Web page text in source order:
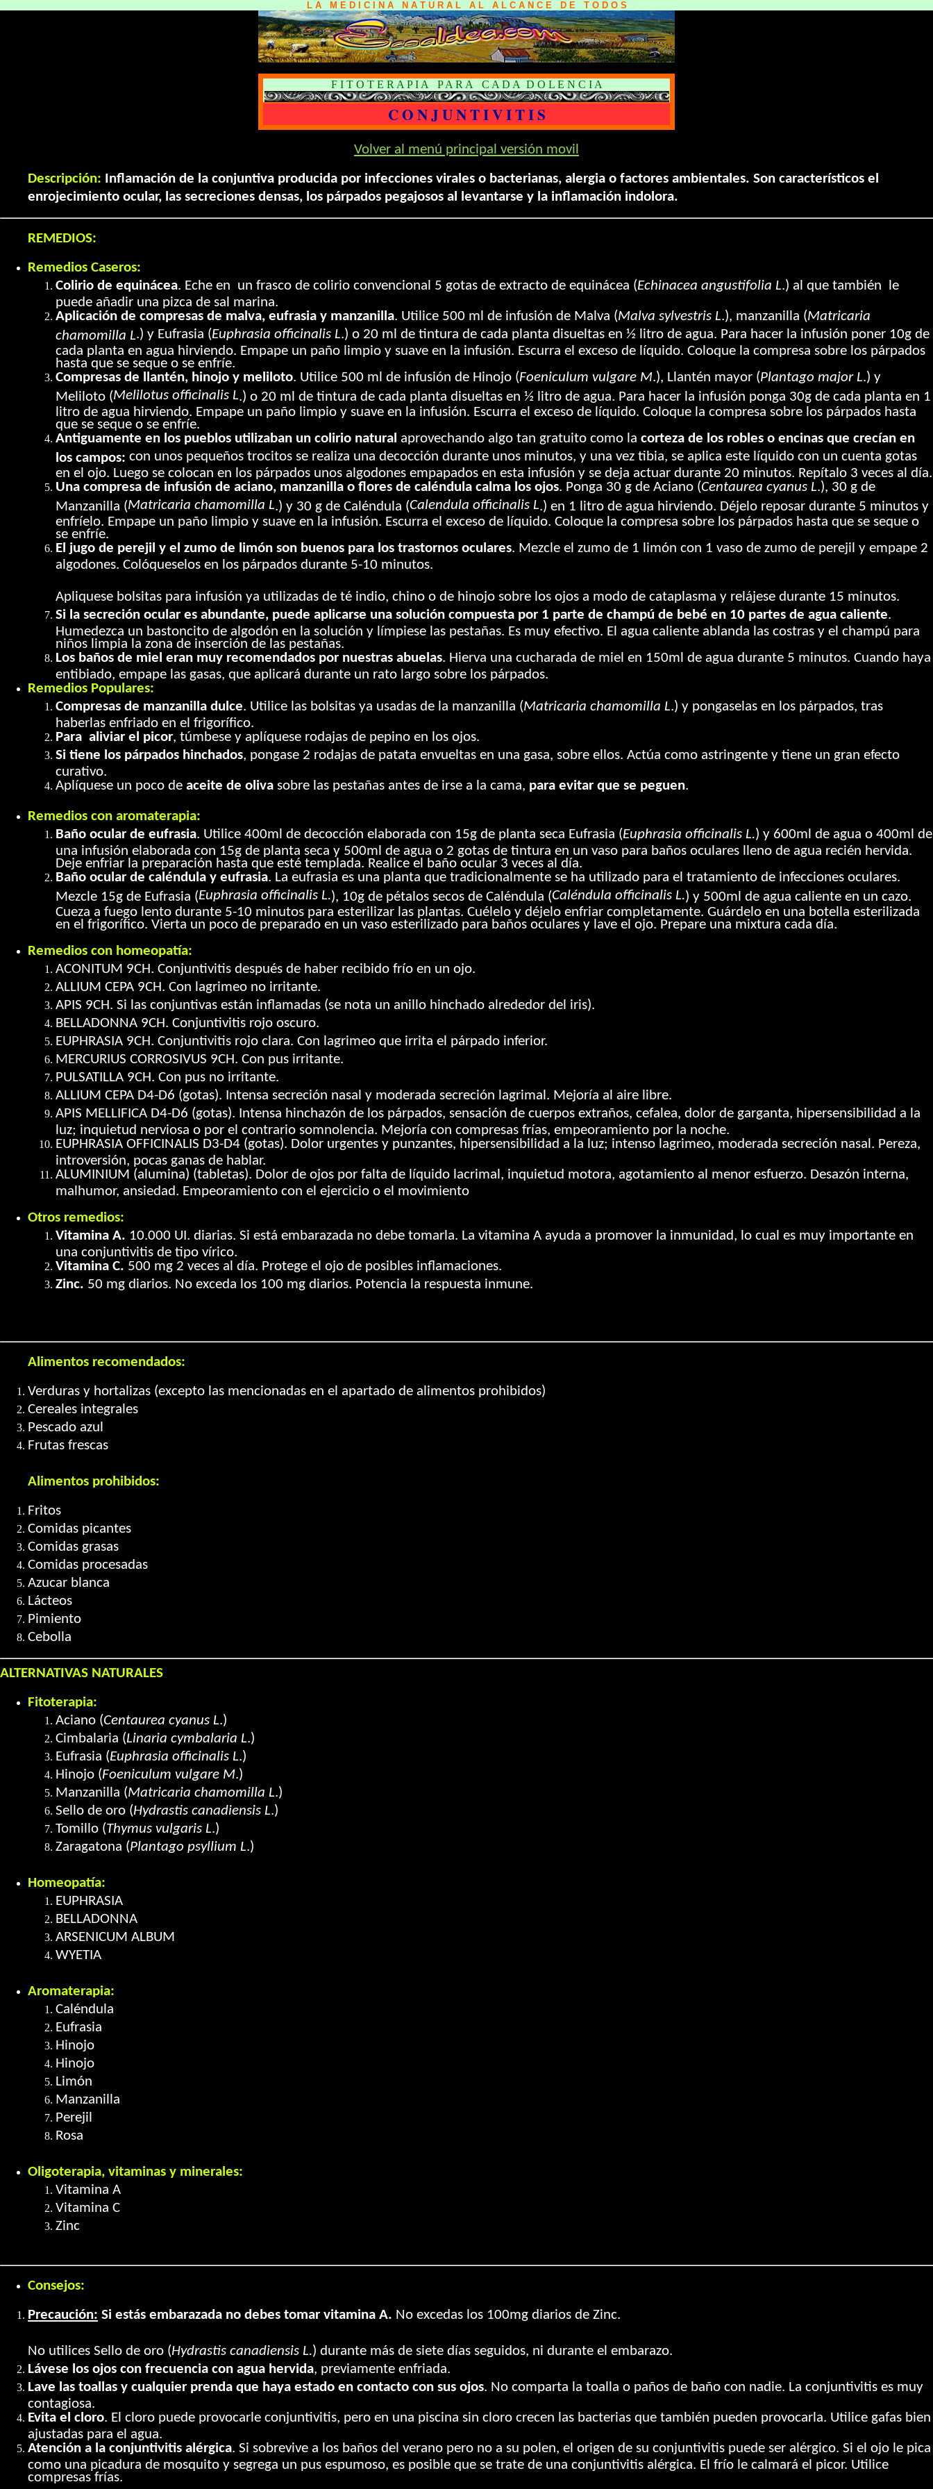
L A M E D I C I N A N A T U R A L A L A L C A N C E D E T O D O S
F I T O T E R A P I A P A R A C A D A D O L E N C I A
C O N J U N T I V I T I S
Volver al menú principal versión movil
Descripción:
Inflamación de la conjuntiva producida por infecciones virales o bacterianas, alergia o factores ambientales. Son característicos el
enrojecimiento ocular, las secreciones densas, los párpados pegajosos al levantarse y la inflamación indolora.
REMEDIOS:
Remedios Caseros:
Colirio de equinácea. Eche en un frasco de colirio convencional 5 gotas de extracto de equinácea (Echinacea angustifolia L.) al que también le
puede añadir una pizca de sal marina.
Aplicación de compresas de malva, eufrasia y manzanilla. Utilice 500 ml de infusión de Malva (Malva sylvestris L.), manzanilla (Matricaria
chamomilla L .) y Eufrasia (Euphrasia officinalis L.) o 20 ml de tintura de cada planta disueltas en ½ litro de agua. Para hacer la infusión poner 10g de
cada planta en agua hirviendo. Empape un paño limpio y suave en la infusión. Escurra el exceso de líquido. Coloque la compresa sobre los párpados
hasta que se seque o se enfríe.
Compresas de llantén, hinojo y meliloto. Utilice 500 ml de infusión de Hinojo (Foeniculum vulgare M.), Llantén mayor (Plantago major L.) y
Meliloto (Melilotus officinalis L .) o 20 ml de tintura de cada planta disueltas en ½ litro de agua. Para hacer la infusión ponga 30g de cada planta en 1
litro de agua hirviendo. Empape un paño limpio y suave en la infusión. Escurra el exceso de líquido. Coloque la compresa sobre los párpados hasta
que se seque o se enfríe.
Antiguamente en los pueblos utilizaban un colirio natural aprovechando algo tan gratuito como la corteza de los robles o encinas que crecían en
los campos: con unos pequeños trocitos se realiza una decocción durante unos minutos, y una vez tibia, se aplica este líquido con un cuenta gotas
en el ojo. Luego se colocan en los párpados unos algodones empapados en esta infusión y se deja actuar durante 20 minutos. Repítalo 3 veces al día.
Una compresa de infusión de aciano, manzanilla o flores de caléndula calma los ojos. Ponga 30 g de Aciano (Centaurea cyanus L.), 30 g de
Manzanilla (Matricaria chamomilla L .) y 30 g de Caléndula (Calendula officinalis L .) en 1 litro de agua hirviendo. Déjelo reposar durante 5 minutos y
enfríelo. Empape un paño limpio y suave en la infusión. Escurra el exceso de líquido. Coloque la compresa sobre los párpados hasta que se seque o
se enfríe.
El jugo de perejil y el zumo de limón son buenos para los trastornos oculares. Mezcle el zumo de 1 limón con 1 vaso de zumo de perejil y empape 2
algodones. Colóqueselos en los párpados durante 5-10 minutos.
Apliquese bolsitas para infusión ya utilizadas de té indio, chino o de hinojo sobre los ojos a modo de cataplasma y relájese durante 15 minutos.
Si la secreción ocular es abundante, puede aplicarse una solución compuesta por 1 parte de champú de bebé en 10 partes de agua caliente.
Humedezca un bastoncito de algodón en la solución y límpiese las pestañas. Es muy efectivo. El agua caliente ablanda las costras y el champú para
niños limpia la zona de inserción de las pestañas.
Los baños de miel eran muy recomendados por nuestras abuelas. Hierva una cucharada de miel en 150ml de agua durante 5 minutos. Cuando haya
entibiado, empape las gasas, que aplicará durante un rato largo sobre los párpados.
Remedios Populares:
Compresas de manzanilla dulce. Utilice las bolsitas ya usadas de la manzanilla (Matricaria chamomilla L.) y pongaselas en los párpados, tras
haberlas enfriado en el frigorífico.
Para aliviar el picor, túmbese y aplíquese rodajas de pepino en los ojos.
Si tiene los párpados hinchados, pongase 2 rodajas de patata envueltas en una gasa, sobre ellos. Actúa como astringente y tiene un gran efecto
curativo.
Aplíquese un poco de aceite de oliva sobre las pestañas antes de irse a la cama, para evitar que se peguen.
Remedios con aromaterapia:
Baño ocular de eufrasia. Utilice 400ml de decocción elaborada con 15g de planta seca Eufrasia (Euphrasia officinalis L.) y 600ml de agua o 400ml de
una infusión elaborada con 15g de planta seca y 500ml de agua o 2 gotas de tintura en un vaso para baños oculares lleno de agua recién hervida.
Deje enfriar la preparación hasta que esté templada. Realice el baño ocular 3 veces al día.
Baño ocular de caléndula y eufrasia. La eufrasia es una planta que tradicionalmente se ha utilizado para el tratamiento de infecciones oculares.
Mezcle 15g de Eufrasia (Euphrasia officinalis L.), 10g de pétalos secos de Caléndula (Caléndula officinalis L.) y 500ml de agua caliente en un cazo.
Cueza a fuego lento durante 5-10 minutos para esterilizar las plantas. Cuélelo y déjelo enfriar completamente. Guárdelo en una botella esterilizada
en el frigorífico. Vierta un poco de preparado en un vaso esterilizado para baños oculares y lave el ojo. Prepare una mixtura cada día.
Remedios con homeopatía:
ACONITUM 9CH. Conjuntivitis después de haber recibido frío en un ojo.
ALLIUM CEPA 9CH. Con lagrimeo no irritante.
APIS 9CH. Si las conjuntivas están inflamadas (se nota un anillo hinchado alrededor del iris).
BELLADONNA 9CH. Conjuntivitis rojo oscuro.
EUPHRASIA 9CH. Conjuntivitis rojo clara. Con lagrimeo que irrita el párpado inferior.
MERCURIUS CORROSIVUS 9CH. Con pus irritante.
PULSATILLA 9CH. Con pus no irritante.
ALLIUM CEPA D4-D6 (gotas). Intensa secreción nasal y moderada secreción lagrimal. Mejoría al aire libre.
APIS MELLIFICA D4-D6 (gotas). Intensa hinchazón de los párpados, sensación de cuerpos extraños, cefalea, dolor de garganta, hipersensibilidad a la
luz; inquietud nerviosa o por el contrario somnolencia. Mejoría con compresas frías, empeoramiento por la noche.
EUPHRASIA OFFICINALIS D3-D4 (gotas). Dolor urgentes y punzantes, hipersensibilidad a la luz; intenso lagrimeo, moderada secreción nasal. Pereza,
introversión, pocas ganas de hablar.
ALUMINIUM (alumina) (tabletas). Dolor de ojos por falta de líquido lacrimal, inquietud motora, agotamiento al menor esfuerzo. Desazón interna,
malhumor, ansiedad. Empeoramiento con el ejercicio o el movimiento
Otros remedios:
Vitamina A. 10.000 UI. diarias. Si está embarazada no debe tomarla. La vitamina A ayuda a promover la inmunidad, lo cual es muy importante en
una conjuntivitis de tipo vírico.
Vitamina C. 500 mg 2 veces al día. Protege el ojo de posibles inflamaciones.
Zinc. 50 mg diarios. No exceda los 100 mg diarios. Potencia la respuesta inmune.
Alimentos recomendados:
Verduras y hortalizas (excepto las mencionadas en el apartado de alimentos prohibidos)
Cereales integrales
Pescado azul
Frutas frescas
Alimentos prohibidos:
Fritos
Comidas picantes
Comidas grasas
Comidas procesadas
Azucar blanca
Lácteos
Pimiento
Cebolla
ALTERNATIVAS NATURALES
Fitoterapia:
Aciano (Centaurea cyanus L.)
Cimbalaria (Linaria cymbalaria L.)
Eufrasia (Euphrasia officinalis L.)
Hinojo (Foeniculum vulgare M.)
Manzanilla (Matricaria chamomilla L.)
Sello de oro (Hydrastis canadiensis L.)
Tomillo (Thymus vulgaris L.)
Zaragatona (Plantago psyllium L.)
Homeopatía:
EUPHRASIA
BELLADONNA
ARSENICUM ALBUM
WYETIA
Aromaterapia:
Caléndula
Eufrasia
Hinojo
Hinojo
Limón
Manzanilla
Perejil
Rosa
Oligoterapia, vitaminas y minerales:
Vitamina A
Vitamina C
Zinc
Consejos:
Precaución: Si estás embarazada no debes tomar vitamina A. No excedas los 100mg diarios de Zinc.
No utilices Sello de oro (Hydrastis canadiensis L.) durante más de siete días seguidos, ni durante el embarazo.
Lávese los ojos con frecuencia con agua hervida, previamente enfriada.
Lave las toallas y cualquier prenda que haya estado en contacto con sus ojos. No comparta la toalla o paños de baño con nadie. La conjuntivitis es muy
contagiosa.
Evita el cloro. El cloro puede provocarle conjuntivitis, pero en una piscina sin cloro crecen las bacterias que también pueden provocarla. Utilice gafas bien
ajustadas para el agua.
Atención a la conjuntivitis alérgica. Si sobrevive a los baños del verano pero no a su polen, el origen de su conjuntivitis puede ser alérgico. Si el ojo le pica
como una picadura de mosquito y segrega un pus espumoso, es posible que se trate de una conjuntivitis alérgica. El frío le calmará el picor. Utilice
compresas frías.